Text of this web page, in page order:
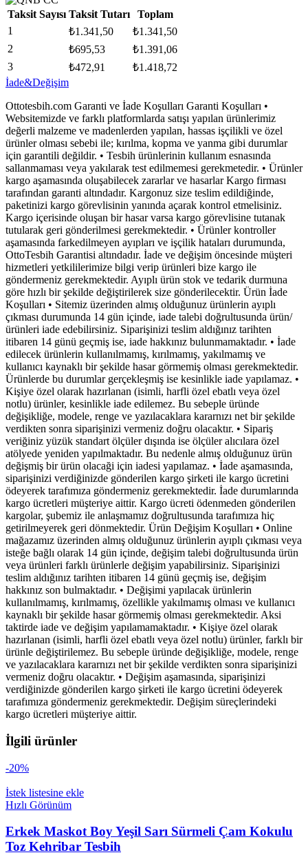
Taksit Sayısı Taksit Tutarı
Toplam
1
₺1.341,50 ₺1.341,50
2
₺695,53 ₺1.391,06
3
₺472,91 ₺1.418,72
İade&Değişim
Ottotesbih.com Garanti ve İade Koşulları Garanti Koşulları •
Websitemizde ve farklı platformlarda satışı yapılan ürünlerimiz
değerli malzeme ve madenlerden yapılan, hassas işçilikli ve özel
ürünler olması sebebi ile; kırılma, kopma ve yanma gibi durumlar
için garantili değildir. • Tesbih ürünlerinin kullanım esnasında
sallanmaması veya yakılarak test edilmemesi gerekmetedir. • Ürünler
kargo aşamasında oluşabilecek zararlar ve hasarlar Kargo firması
tarafından garanti altındadır. Kargonuz size teslim edildiğinde,
paketinizi kargo görevlisinin yanında açarak kontrol etmelisiniz.
Kargo içerisinde oluşan bir hasar varsa kargo görevlisine tutanak
tutularak geri gönderilmesi gerekmektedir. • Ürünler kontroller
aşamasında farkedilmeyen ayıpları ve işçilik hataları durumunda,
OttoTesbih Garantisi altındadır. İade ve değişim öncesinde müşteri
hizmetleri yetkililerimize bilgi verip ürünleri bize kargo ile
göndermeniz gerekmektedir. Ayıplı ürün stok ve tedarik durmuna
göre hızlı bir şekilde değiştirilerek size gönderilecektir. Ürün İade
Koşulları • Sitemiz üzerinden almış olduğunuz ürünlerin ayıplı
çıkması durumunda 14 gün içinde, iade talebi doğrultusunda ürün/
ürünleri iade edebilirsiniz. Siparişinizi teslim aldığınız tarihten
itibaren 14 günü geçmiş ise, iade hakkınız bulunmamaktadır. • İade
edilecek ürünlerin kullanılmamış, kırılmamış, yakılmamış ve
kullanıcı kaynaklı bir şekilde hasar görmemiş olması gerekmektedir.
Ürünlerde bu durumlar gerçekleşmiş ise kesinlikle iade yapılamaz. •
Kişiye özel olarak hazırlanan (isimli, harfli özel ebatlı veya özel
notlu) ürünler, kesinlikle iade edilemez. Bu sebeple üründe
değişikliğe, modele, renge ve yazılacaklara kararnızı net bir şekilde
verdikten sonra siparişinizi vermeniz doğru olacaktır. • Sipariş
veriğiniz yüzük standart ölçüler dışında ise ölçüler alıcılara özel
atölyede yeniden yapılmaktadır. Bu nedenle almış olduğunuz ürün
değişmiş bir ürün olacaği için iadesi yapılamaz. • İade aşamasında,
siparişinizi verdiğinizde gönderilen kargo şirketi ile kargo ücretini
ödeyerek tarafımıza göndermeniz gerekmektedir. İade durumlarında
kargo ücretleri müşteriye aittir. Kargo ücreti ödenmeden gönderilen
kargolar, şubemiz ile anlaşmamız doğrultusunda tarafımıza hiç
getirilmeyerek geri dönmektedir. Ürün Değişim Koşulları • Online
mağazamız üzerinden almış olduğunuz ürünlerin ayıplı çıkması veya
isteğe bağlı olarak 14 gün içinde, değişim talebi doğrultusunda ürün
veya ürünleri farklı ürünlerle değişim yapabilirsiniz. Siparişinizi
teslim aldığınız tarihten itibaren 14 günü geçmiş ise, değişim
hakkınız son bulmaktadır. • Değişimi yapılacak ürünlerin
kullanılmamış, kırılmamış, özellikle yakılmamış olması ve kullanıcı
kaynaklı bir şekilde hasar görmemiş olması gerekmektedir. Aksi
taktirde iade ve değişim yapılamamaktadır. • Kişiye özel olarak
hazırlanan (isimli, harfli özel ebatlı veya özel notlu) ürünler, farklı bir
ürünle değiştirilemez. Bu sebeple üründe değişikliğe, modele, renge
ve yazılacaklara kararnızı net bir şekilde verdikten sonra siparişinizi
vermeniz doğru olacaktır. • Değişim aşamasında, siparişinizi
verdiğinizde gönderilen kargo şirketi ile kargo ücretini ödeyerek
tarafımıza göndermeniz gerekmektedir. Değişim süreçlerindeki
kargo ücretleri müşteriye aittir.
İlgili ürünler
-20%
İstek listesine ekle
Hızlı Görünüm
Erkek Maskot Boy Yeşil Sarı Sürmeli Çam Kokulu
Toz Kehribar Tesbih